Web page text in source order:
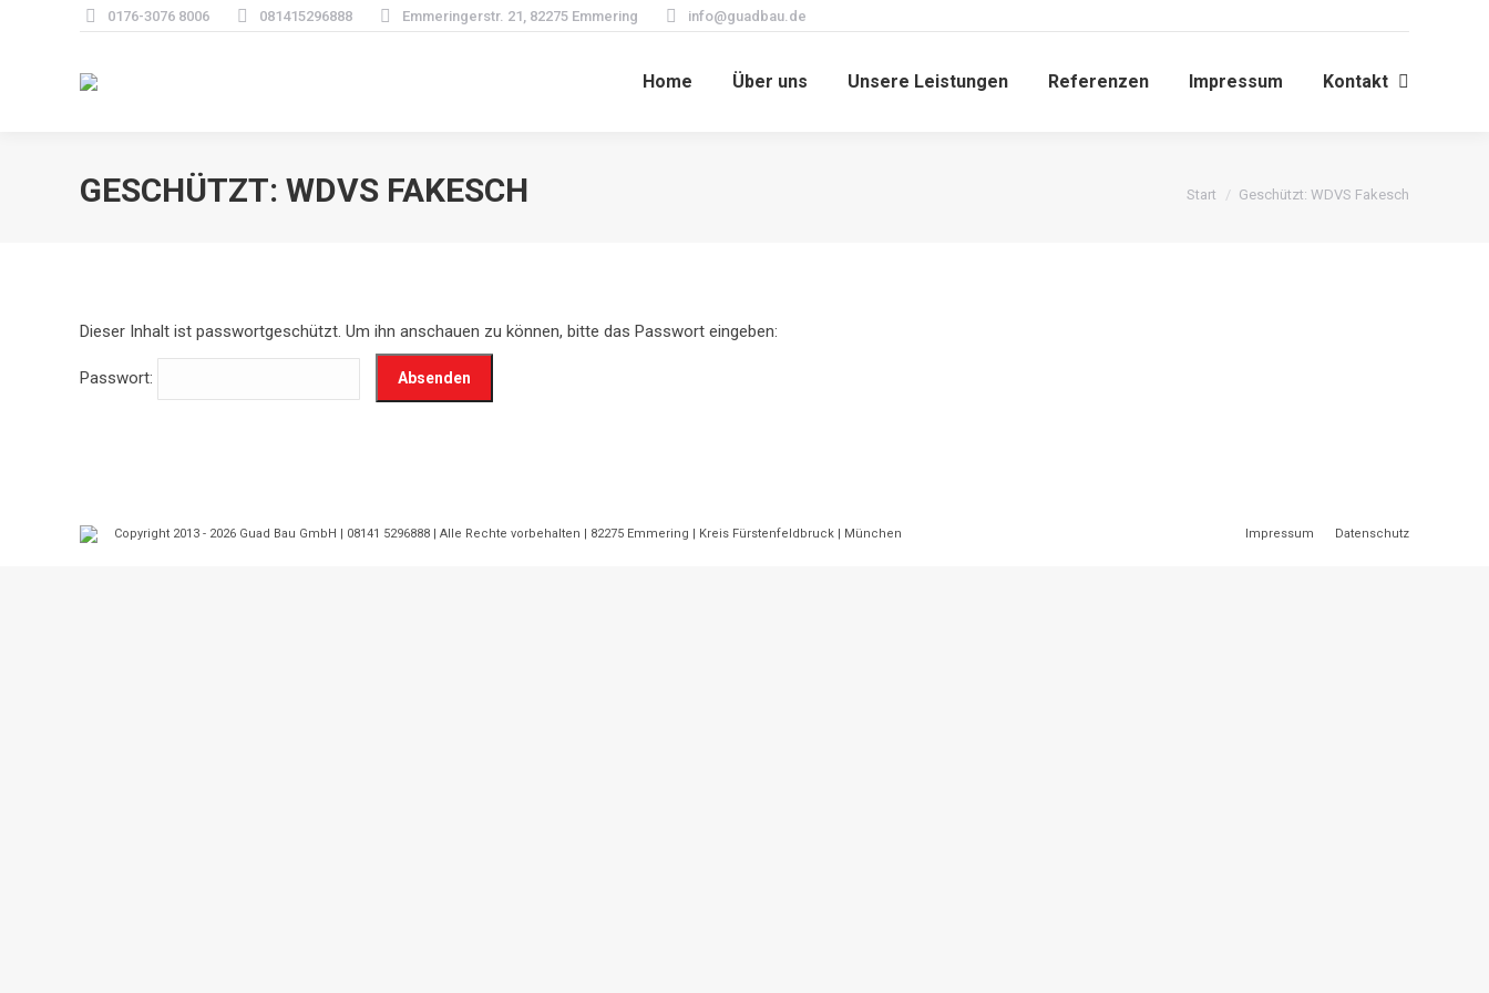
0176-3076 8006 081415296888 Emmeringerstr. 21, 82275 Emmering info@guadbau.de
Home Über uns Unsere Leistungen Referenzen Impressum Kontakt Search:
GESCHÜTZT: WDVS FAKESCH Sie befinden sich hier:
Start Geschützt: WDVS Fakesch
Dieser Inhalt ist passwortgeschützt. Um ihn anschauen zu können, bitte das Passwort eingeben:
Passwort:
Copyright 2013 - 2026 Guad Bau GmbH | 08141 5296888 | Alle Rechte vorbehalten | 82275 Emmering | Kreis Fürstenfeldbruck | München Impressum Datenschutz
Home Über uns Unsere Leistungen Referenzen Impressum Kontakt Search: